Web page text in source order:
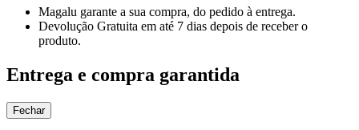
Magalu garante a sua compra, do pedido à entrega.
Devolução Gratuita em até 7 dias depois de receber o
produto.
Entrega e compra garantida
Fechar